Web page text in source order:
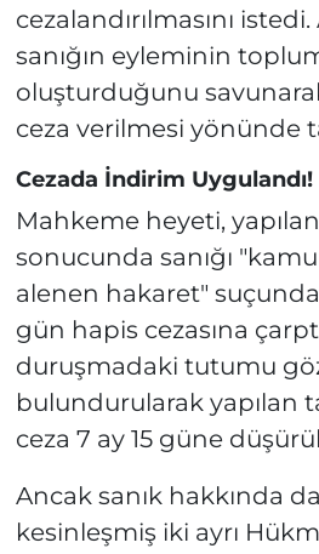
cezalandırılmasını
sanığın eyleminin
oluşturduğunu
ceza verilmesi yönünde
Cezada İndirim Uygulandı!
Mahkeme heyeti,
sonucunda sanığı
alenen hakaret"
gün hapis cezasına
duruşmadaki tutumu
bulundurularak yapılan
ceza 7 ay 15 güne
Ancak sanık hakkında
kesinleşmiş iki ayrı